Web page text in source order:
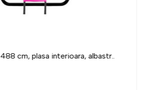
Trambulina Ultra 435 cm, plasa interioara,